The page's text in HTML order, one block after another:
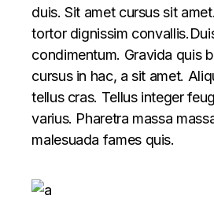
duis. Sit amet cursus sit
tortor dignissim
condimentum. Gravida quis
cursus in hac, a sit amet.
tellus cras. Tellus integer
varius. Pharetra massa
malesuada fames quis.